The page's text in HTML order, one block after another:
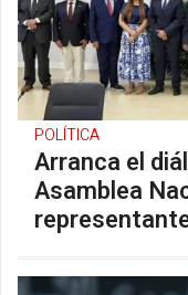
POLÍTICA
Arranca el
Asamblea